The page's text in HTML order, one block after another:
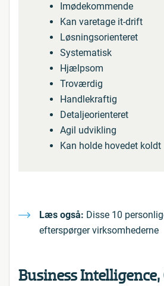
Imødekommende
Kan varetage it-drift
Løsningsorienteret
Systematisk
Hjælpsom
Troværdig
Handlekraftig
Detaljeorienteret
Agil udvikling
Kan holde hovedet koldt
Læs også: Disse 10
efterspørger virksomhederne
Business Intelligence,